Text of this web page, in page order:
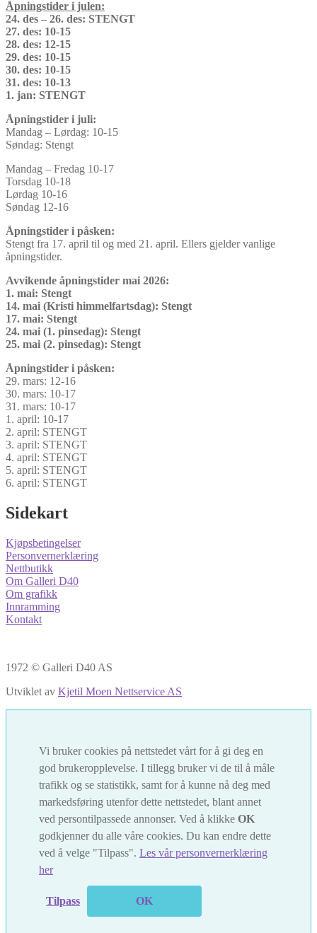
Åpningstider i julen:
24. des – 26. des: STENGT
27. des: 10-15
28. des: 12-15
29. des: 10-15
30. des: 10-15
31. des: 10-13
1. jan: STENGT
Åpningstider i juli:
Mandag – Lørdag: 10-15
Søndag: Stengt
Mandag – Fredag 10-17
Torsdag 10-18
Lørdag 10-16
Søndag 12-16
Åpningstider i påsken:
Stengt fra 17. april til og med 21. april. Ellers gjelder vanlige
åpningstider.
Avvikende åpningstider mai 2026:
1. mai: Stengt
14. mai (Kristi himmelfartsdag): Stengt
17. mai: Stengt
24. mai (1. pinsedag): Stengt
25. mai (2. pinsedag): Stengt
Åpningstider i påsken:
29. mars: 12-16
30. mars: 10-17
31. mars: 10-17
1. april: 10-17
2. april: STENGT
3. april: STENGT
4. april: STENGT
5. april: STENGT
6. april: STENGT
Sidekart
Kjøpsbetingelser
Personvernerklæring
Nettbutikk
Om Galleri D40
Om grafikk
Innramming
Kontakt
1972 © Galleri D40 AS
Utviklet av Kjetil Moen Nettservice AS
Vi bruker cookies på nettstedet vårt for å gi deg en
god brukeropplevelse. I tillegg bruker vi de til å måle
trafikk og se statistikk, samt for å kunne nå deg med
markedsføring utenfor dette nettstedet, blant annet
ved persontilpassede annonser. Ved å klikke OK
godkjenner du alle våre cookies. Du kan endre dette
ved å velge "Tilpass". Les vår personvernerklæring
her
Tilpass OK